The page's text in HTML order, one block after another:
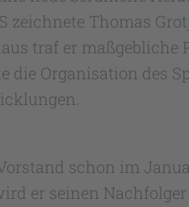
zeichnete Thomas
traf er
die Organisation des
schon im
er seinen